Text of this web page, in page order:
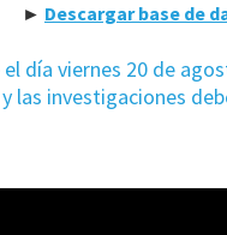
► Descargar base de
día viernes 20 de
las investigaciones